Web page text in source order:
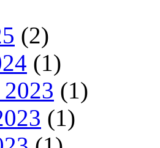
(2)
(1)
(1)
(1)